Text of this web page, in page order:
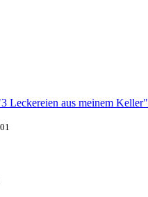
Leckereien aus meinem Keller"